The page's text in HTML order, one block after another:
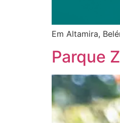
Em Altamira,
Parque